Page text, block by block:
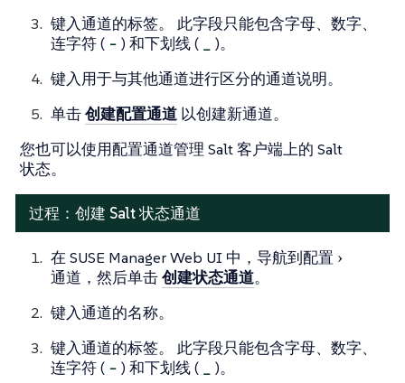
键入通道的标签。 此字段只能包含字母、数字、
连字符 ( - ) 和下划线 (
)。
键入用于与其他通道进行区分的通道说明。
单击创建配置通道 以创建新通道。
您也可以使用配置通道管理 Salt 客户端上的 Salt
状态。
过程：创建 Salt 状态通道
在 SUSE Manager Web UI 中，导航到配置
通道 ，然后单击创建状态通道。
键入通道的名称。
键入通道的标签。 此字段只能包含字母、数字、
连字符 ( - ) 和下划线 (
)。